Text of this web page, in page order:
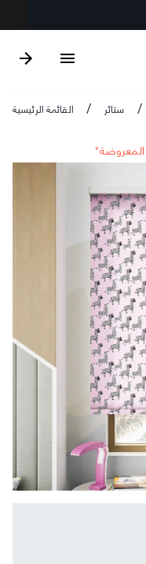
القائمة الرئيسية / ستائر /